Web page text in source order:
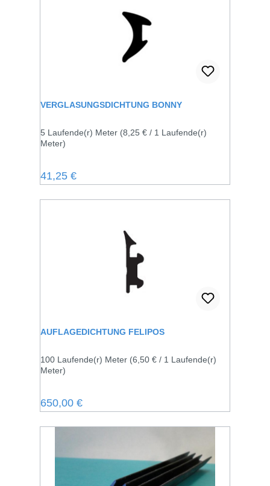
VERGLASUNGSDICHTUNG BONNY
5 Laufende(r) Meter (8,25 € / 1 Laufende(r)
Meter)
Regulärer Preis:
41,25 €
AUFLAGEDICHTUNG FELIPOS
100 Laufende(r) Meter (6,50 € / 1 Laufende(r)
Meter)
Regulärer Preis:
650,00 €